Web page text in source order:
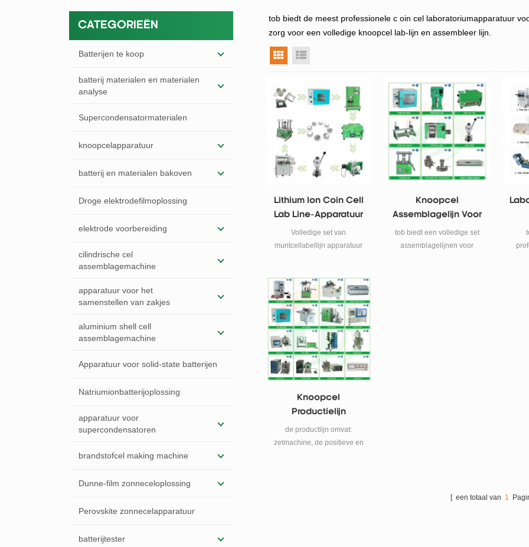
CATEGORIEËN
Batterijen te koop
batterij materialen en materialen
analyse
Supercondensatormaterialen
knoopcelapparatuur
batterij en materialen bakoven
Droge elektrodefilmoplossing
elektrode voorbereiding
cilindrische cel
assemblagemachine
apparatuur voor het
samenstellen van zakjes
aluminium shell cell
assemblagemachine
Apparatuur voor solid-state batterijen
Natriumionbatterijoplossing
apparatuur voor
supercondensatoren
brandstofcel making machine
Dunne-film zonneceloplossing
Perovskite zonnecelapparatuur
batterijtester
tob biedt de meest professionele coin cel laboratoriumapparatuur
zorg voor een volledige knoopcel lab-lijn en assembleer lijn.
rasterweergave
Lithium Ion Coin Cell
Lab Line-Apparatuur
Voor Batterij R & D
Volledige set van
muntcellabellijn apparatuur
Knoopcel
Assemblagelijn Voor
Lab R & D
tob biedt een volledige set
assemblagelijnen voor
Knoopcel
Productielijn
de productlijn omvat:
zetmachine, de positieve en
[ een totaal van 1